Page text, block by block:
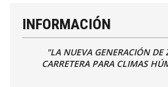
INFORMACIÓN
"LA NUEVA GENERACIÓN DE
CARRETERA PARA CLIMAS